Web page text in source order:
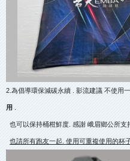
2.為倡導環保減碳永續 . 影流建議 不使用
用 .
也可以保持桶柑鮮度. 感謝 峨眉鄉公所
也請所有跑友一起. 使用可重複使用的杯